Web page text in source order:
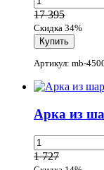
17 395
Скидка 34%
Артикул: mb-
Арка из
1 727